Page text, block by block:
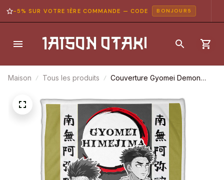
-5% SUR VOTRE 1ÈRE COMMANDE — CODE BONJOUR5
Maison Tous les produits
Couverture Gyomei Demon
Canapé